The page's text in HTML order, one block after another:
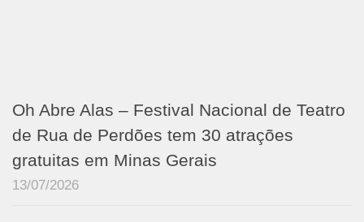
Oh Abre Alas – Festival Nacional de Teatro
de Rua de Perdões tem 30 atrações
gratuitas em Minas Gerais
13/07/2026